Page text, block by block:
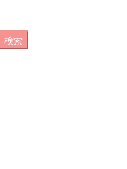
検索